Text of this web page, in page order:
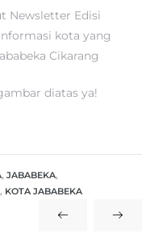
Newsletter Edisi
kota yang
Cikarang
diatas ya!
, JABABEKA,
, KOTA JABABEKA